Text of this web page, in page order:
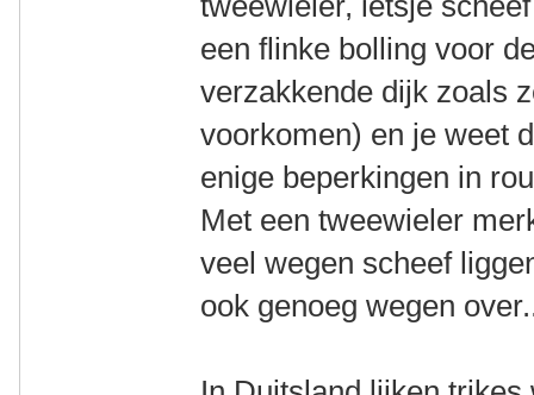
een flinke bolling voor
verzakkende dijk zoals
voorkomen) en je weet
enige beperkingen in
Met een tweewieler
veel wegen scheef
ook genoeg wegen